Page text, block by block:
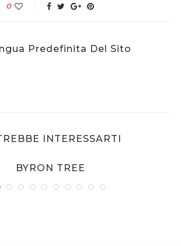
0
Predefinita Del Sito
INTERESSARTI
BYRON TREE